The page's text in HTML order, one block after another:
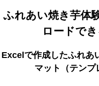
ふれあい焼き芋体
ロードで
Excelで作成したふれあ
マット（テンプ